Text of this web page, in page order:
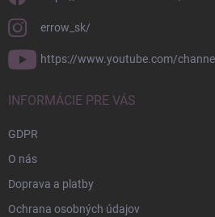
errow_sk/
https://www.youtube.com/
INFORMÁCIE PRE VÁS
GDPR
O nás
Doprava a platby
Ochrana osobných údajov